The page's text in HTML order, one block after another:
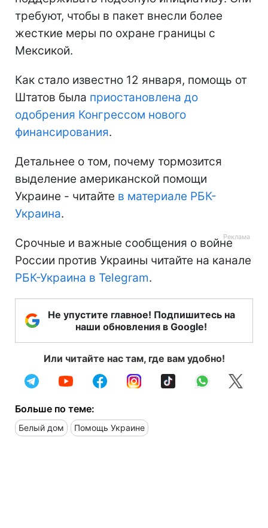
требуют, чтобы в пакет внесли более
жесткие меры по охране границы с
Мексикой.
Как стало известно 12 января, помощь от
Штатов была приостановлена до
одобрения Конгрессом нового
финансирования.
Детальнее о том, почему тормозится
выделение американской помощи
Украине - читайте в материале РБК-
Украина.
Срочные и важные сообщения о войне
России против Украины читайте на канале
РБК-Украина в Telegram.
Не упустите главное! Подпишитесь на
наши обновления в Google!
Или читайте нас там, где вам удобно!
Больше по теме:
Белый дом Помощь Украине